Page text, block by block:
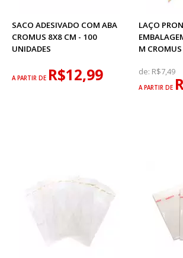
SACO ADESIVADO COM ABA
CROMUS 8X8 CM - 100
UNIDADES
A PARTIR DE R$12,99
LAÇO
M
de: R$7,49
A PARTIR DE